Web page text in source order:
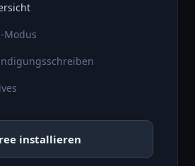
Modus
installieren